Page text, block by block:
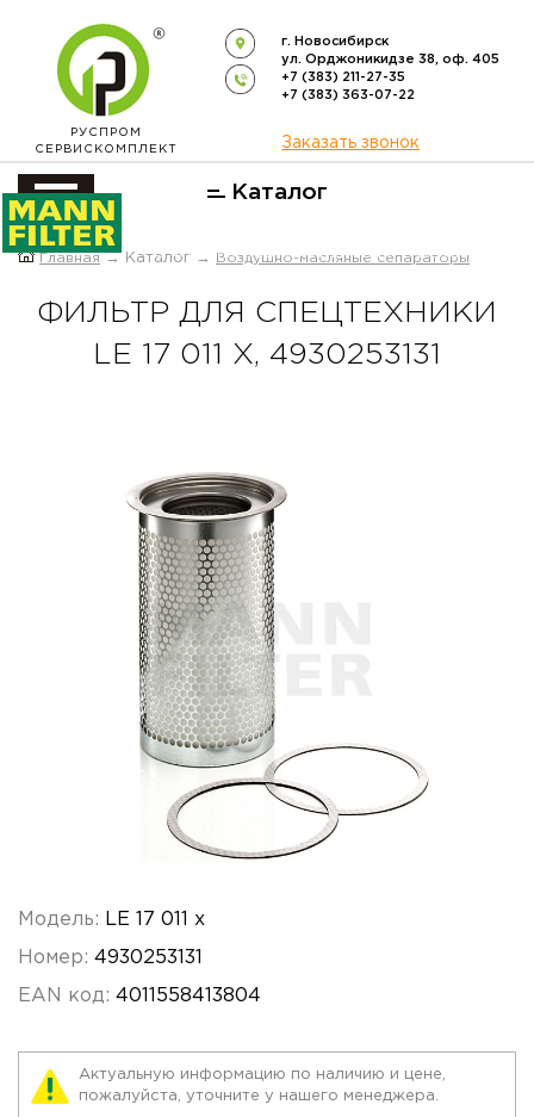
РУСПРОМ
СЕРВИСКОМПЛЕКТ
г. Новосибирск
ул. Орджоникидзе 38, оф. 405
+7 (383) 211-27-35
+7 (383) 363-07-22
Заказать звонок
Каталог
ОФИЦИАЛЬНЫЙ ДИСТРИБЬЮТОР
Главная → Каталог → Воздушно-масляные сепараторы
ФИЛЬТР ДЛЯ СПЕЦТЕХНИКИ
LE 17 011 X, 4930253131
Модель: LE 17 011 x
Номер: 4930253131
EAN код: 4011558413804
Актуальную информацию по наличию и цене,
пожалуйста, уточните у нашего менеджера.